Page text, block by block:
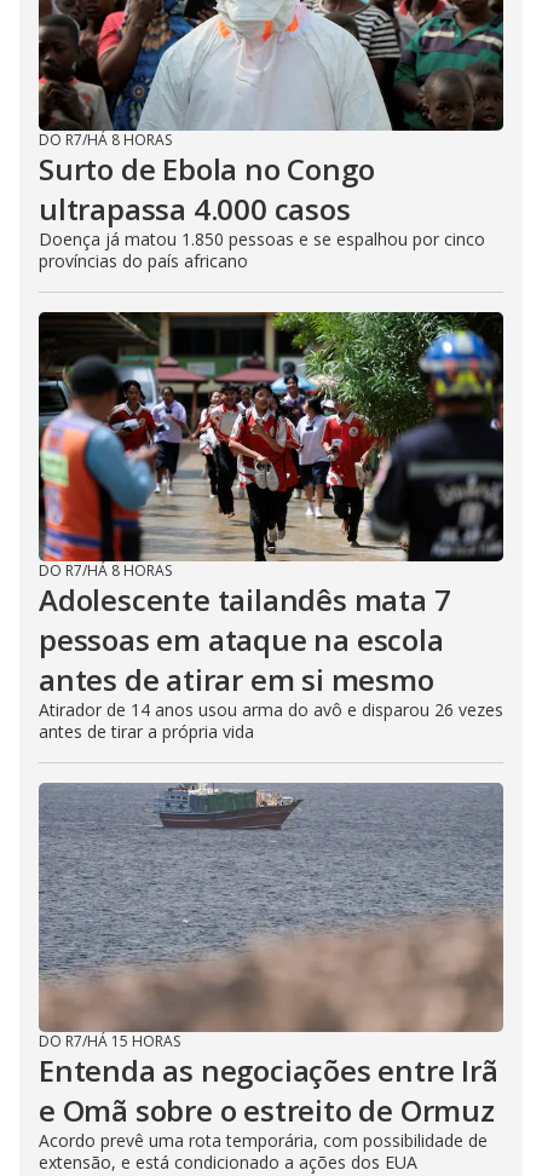
DO R7/HÁ 8 HORAS
Surto de Ebola no Congo
ultrapassa 4.000 casos
Doença já matou 1.850 pessoas e se espalhou por cinco
províncias do país africano
DO R7/HÁ 8 HORAS
Adolescente tailandês mata 7
pessoas em ataque na escola
antes de atirar em si mesmo
Atirador de 14 anos usou arma do avô e disparou 26 vezes
antes de tirar a própria vida
DO R7/HÁ 15 HORAS
Entenda as negociações entre Irã
e Omã sobre o estreito de Ormuz
Acordo prevê uma rota temporária, com possibilidade de
extensão, e está condicionado a ações dos EUA